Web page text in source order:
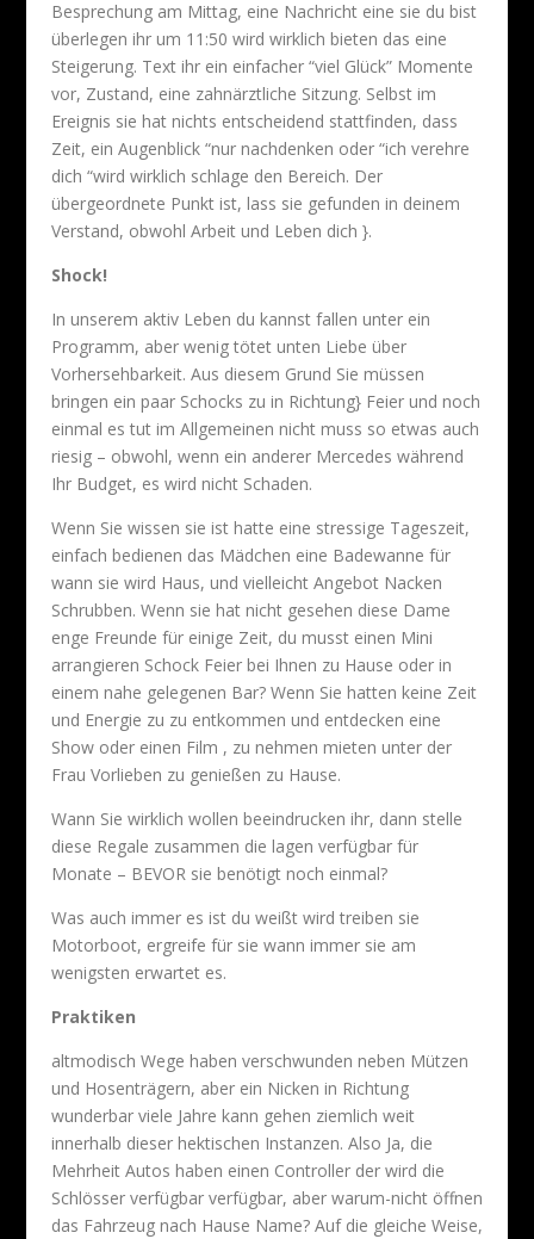
Besprechung am Mittag, eine Nachricht eine sie du bist
überlegen ihr um 11:50 wird wirklich bieten das eine
Steigerung. Text ihr ein einfacher “viel Glück” Momente
vor, Zustand, eine zahnärztliche Sitzung. Selbst im
Ereignis sie hat nichts entscheidend stattfinden, dass
Zeit, ein Augenblick “nur nachdenken oder “ich verehre
dich “wird wirklich schlage den Bereich. Der
übergeordnete Punkt ist, lass sie gefunden in deinem
Verstand, obwohl Arbeit und Leben dich }.
Shock!
In unserem aktiv Leben du kannst fallen unter ein
Programm, aber wenig tötet unten Liebe über
Vorhersehbarkeit. Aus diesem Grund Sie müssen
bringen ein paar Schocks zu in Richtung} Feier und noch
einmal es tut im Allgemeinen nicht muss so etwas auch
riesig – obwohl, wenn ein anderer Mercedes während
Ihr Budget, es wird nicht Schaden.
Wenn Sie wissen sie ist hatte eine stressige Tageszeit,
einfach bedienen das Mädchen eine Badewanne für
wann sie wird Haus, und vielleicht Angebot Nacken
Schrubben. Wenn sie hat nicht gesehen diese Dame
enge Freunde für einige Zeit, du musst einen Mini
arrangieren Schock Feier bei Ihnen zu Hause oder in
einem nahe gelegenen Bar? Wenn Sie hatten keine Zeit
und Energie zu zu entkommen und entdecken eine
Show oder einen Film , zu nehmen mieten unter der
Frau Vorlieben zu genießen zu Hause.
Wann Sie wirklich wollen beeindrucken ihr, dann stelle
diese Regale zusammen die lagen verfügbar für
Monate – BEVOR sie benötigt noch einmal?
Was auch immer es ist du weißt wird treiben sie
Motorboot, ergreife für sie wann immer sie am
wenigsten erwartet es.
Praktiken
altmodisch Wege haben verschwunden neben Mützen
und Hosenträgern, aber ein Nicken in Richtung
wunderbar viele Jahre kann gehen ziemlich weit
innerhalb dieser hektischen Instanzen. Also Ja, die
Mehrheit Autos haben einen Controller der wird die
Schlösser verfügbar verfügbar, aber warum-nicht öffnen
das Fahrzeug nach Hause Name? Auf die gleiche Weise,